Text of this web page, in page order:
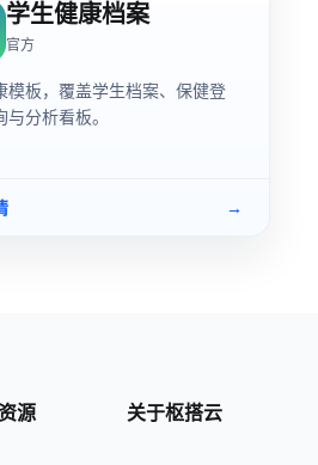
学生健康档案
官方
模板，覆盖学生档案、保健登
与分析看板。
→
源 关于枢搭云